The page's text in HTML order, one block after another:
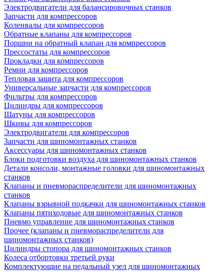
Электродвигатели для балансировочных станков
Запчасти для компрессоров
Коленвалы для компрессоров
Обратные клапаны для компрессоров
Поршни на обратный клапан для компрессоров
Прессостаты для компрессоров
Прокладки для компрессоров
Ремни для компрессоров
Тепловая защита для компрессоров
Универсальные запчасти для компрессоров
Фильтры для компрессоров
Цилиндры для компрессоров
Шатуны для компрессоров
Шкивы для компрессоров
Электродвигатели для компрессоров
Запчасти для шиномонтажных станков
Аксессуары для шиномонтажных станков
Блоки подготовки воздуха для шиномонтажных станков
Детали консоли, монтажные головки для шиномонтажных
станков
Клапаны и пневмораспределители для шиномонтажных
станков
Клапаны взрывной подкачки для шиномонтажных станков
Клапаны пятиходовые для шиномонтажных станков
Пневмо управление для шиномонтажных станков
Прочее (клапаны и пневмораспределители для
шиномонтажных станков)
Цилиндры стопора для шиномонтажных станков
Колеса отбортовки третьей руки
Комплектующие на педальный узел для шиномонтажных